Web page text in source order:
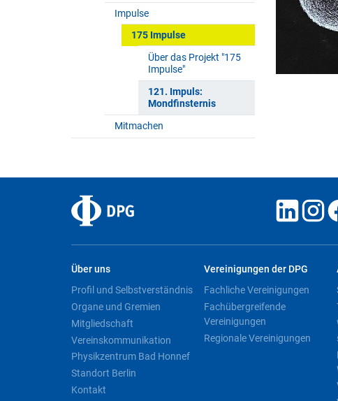
Impulse
175 Impulse
Über das Projekt "175
Impulse"
121. Impuls:
Mondfinsternis
Mitmachen
Über uns
Profil und Selbstverständnis
Organe und Gremien
Mitgliedschaft
Vereinskommunikation
Physikzentrum Bad Honnef
Standort Berlin
Kontakt
Vereinigungen der DPG
Fachliche Vereinigungen
Fachübergreifende
Vereinigungen
Regionale Vereinigungen